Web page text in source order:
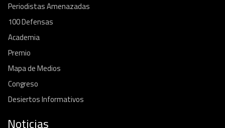
Periodistas Amenazadas
100 Defensas
Academia
Premio
Mapa de Medios
Congreso
Desiertos Informativos
Noticias